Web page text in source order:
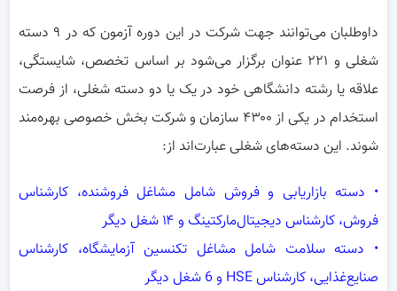
داوطلبان می‌توانند جهت شرکت در این دوره آزمون که در ۹ دسته
شغلی و ۲۲۱ عنوان برگزار می‌شود بر اساس تخصص، شایستگی،
علاقه یا رشته دانشگاهی خود در یک یا دو دسته شغلی، از فرصت
استخدام در یکی از ۴۳۰۰ سازمان و شرکت بخش خصوصی بهره‌مند
شوند. این دسته‌های شغلی عبارت‌اند از:
• دسته بازاریابی و فروش شامل مشاغل فروشنده، کارشناس
فروش، کارشناس دیجیتال‌مارکتینگ و ۱۴ شغل دیگر
• دسته سلامت شامل مشاغل تکنسین آزمایشگاه، کارشناس
صنایع‌غذایی، کارشناس HSE و 6 شغل دیگر